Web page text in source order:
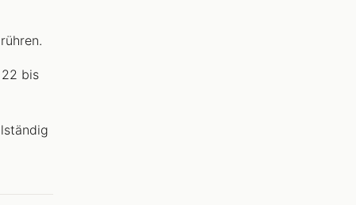
bis